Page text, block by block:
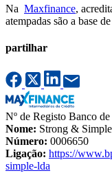
Na Maxfinance,
atempadas são a base
partilhar
Nº de Registo Banco
Nome: Strong &
Número: 0006650
Ligação: https://
simple-lda